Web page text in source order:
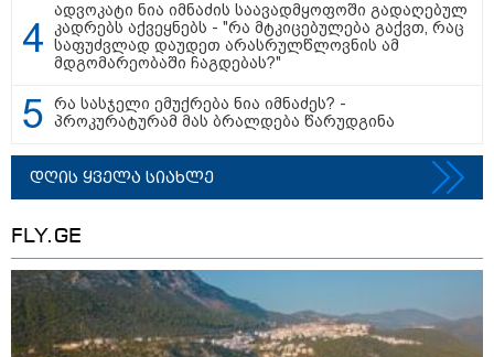
12:34 / 08-08-2026
რას აცხადებს ირაკლი კობახიძე
ელექტროენერგიის რამდენჯერმე
გათიშვასთან დაკავშირებით?
ადვოკატი ნია იმნაძის საავადმყოფოში გადაღებულ
კადრებს აქვეყნებს - "რა მტკიცებულება გაქვთ, რაც
საფუძვლად დაუდეთ არასრულწლოვნის ამ
მდგომარეობაში ჩაგდებას?"
რა სასჯელი ემუქრება ნია იმნაძეს? -
პროკურატურამ მას ბრალდება წარუდგინა
დღის ყველა სიახლე
FLY.GE